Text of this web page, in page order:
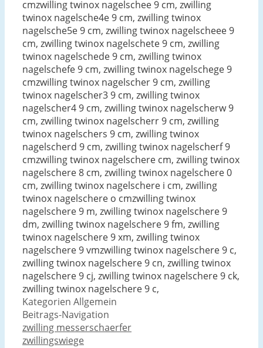
cmzwilling twinox nagelschee 9 cm, zwilling
twinox nagelsche4e 9 cm, zwilling twinox
nagelsche5e 9 cm, zwilling twinox nagelscheee 9
cm, zwilling twinox nagelschete 9 cm, zwilling
twinox nagelschede 9 cm, zwilling twinox
nagelschefe 9 cm, zwilling twinox nagelschege 9
cmzwilling twinox nagelscher 9 cm, zwilling
twinox nagelscher3 9 cm, zwilling twinox
nagelscher4 9 cm, zwilling twinox nagelscherw 9
cm, zwilling twinox nagelscherr 9 cm, zwilling
twinox nagelschers 9 cm, zwilling twinox
nagelscherd 9 cm, zwilling twinox nagelscherf 9
cmzwilling twinox nagelschere cm, zwilling twinox
nagelschere 8 cm, zwilling twinox nagelschere 0
cm, zwilling twinox nagelschere i cm, zwilling
twinox nagelschere o cmzwilling twinox
nagelschere 9 m, zwilling twinox nagelschere 9
dm, zwilling twinox nagelschere 9 fm, zwilling
twinox nagelschere 9 xm, zwilling twinox
nagelschere 9 vmzwilling twinox nagelschere 9 c,
zwilling twinox nagelschere 9 cn, zwilling twinox
nagelschere 9 cj, zwilling twinox nagelschere 9 ck,
zwilling twinox nagelschere 9 c,
Kategorien Allgemein
Beitrags-Navigation
zwilling messerschaerfer
zwillingswiege